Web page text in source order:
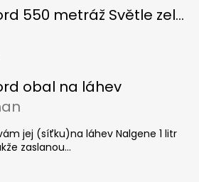
Paracord 550 metráž Světle zelená
produktu je 5 z 5 hvězdiček.
obal na láhev
produktu je 5 z 5 hvězdiček.
jej (síťku)na láhev Nalgene 1 litr
zaslanou...